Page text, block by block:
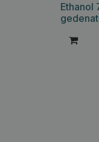
Ethanol